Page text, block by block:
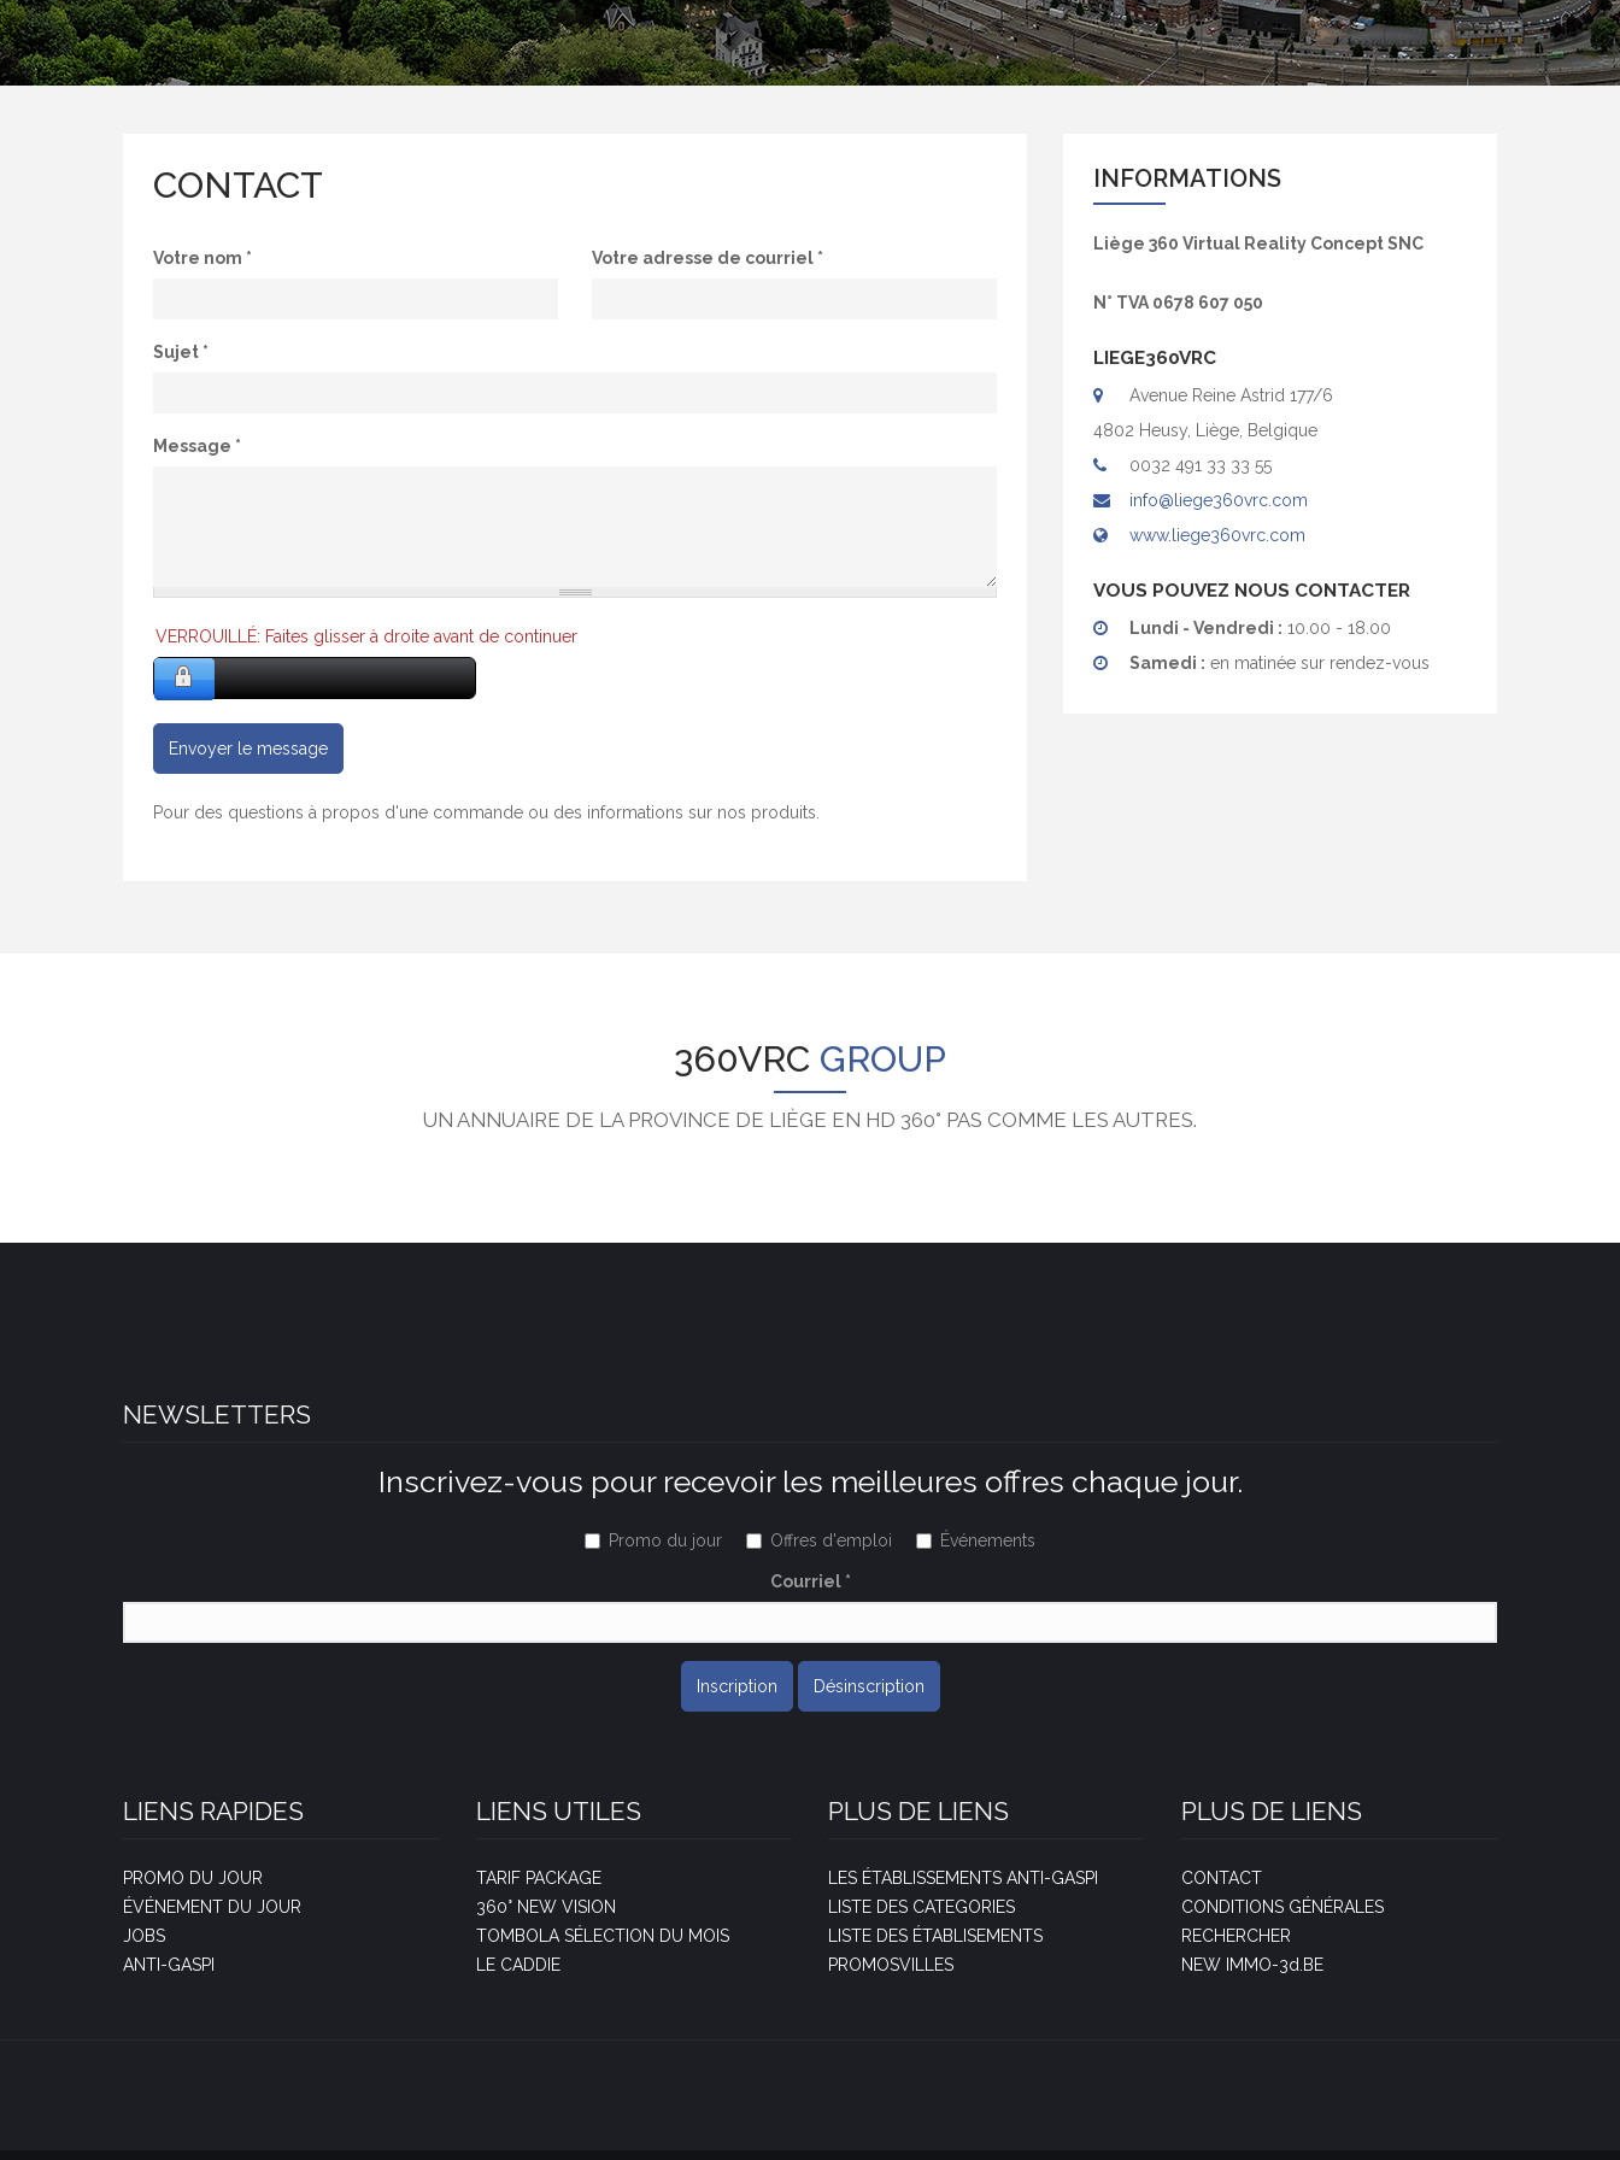
CONTACT
Votre nom * Votre adresse de courriel *
Sujet *
Message *
VERROUILLÉ: Faites glisser à droite avant de continuer
Envoyer le message
Pour des questions à propos d'une commande ou des informations sur nos produits.
INFORMATIONS
Liège 360 Virtual Reality Concept SNC
N° TVA 0678 607 050
LIEGE360VRC
Avenue Reine Astrid 177/6
4802 Heusy, Liège, Belgique
0032 491 33 33 55
info@liege360vrc.com
www.liege360vrc.com
VOUS POUVEZ NOUS CONTACTER
Lundi - Vendredi : 10.00 - 18.00
Samedi : en matinée sur rendez-vous
360VRC GROUP
UN ANNUAIRE DE LA PROVINCE DE LIÈGE EN HD 360° PAS COMME LES AUTRES.
NEWSLETTERS
Inscrivez-vous pour recevoir les meilleures offres chaque jour.
Promo du jour Offres d'emploi Événements
Courriel *
Inscription Désinscription
LIENS RAPIDES
PROMO DU JOUR
ÉVÉNEMENT DU JOUR
JOBS
ANTI-GASPI
LIENS UTILES
TARIF PACKAGE
360° NEW VISION
TOMBOLA SÉLECTION DU MOIS
LE CADDIE
PLUS DE LIENS
LES ÉTABLISSEMENTS ANTI-GASPI
LISTE DES CATEGORIES
LISTE DES ÉTABLISEMENTS
PROMOSVILLES
PLUS DE LIENS
CONTACT
CONDITIONS GÉNÉRALES
RECHERCHER
NEW IMMO-3d.BE